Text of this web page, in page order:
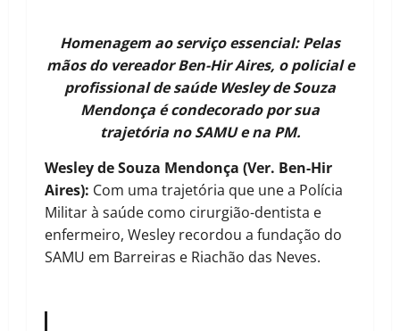
Homenagem ao serviço essencial: Pelas
mãos do vereador Ben-Hir Aires, o policial e
profissional de saúde Wesley de Souza
Mendonça é condecorado por sua
trajetória no SAMU e na PM.
Wesley de Souza Mendonça (Ver. Ben-Hir
Aires): Com uma trajetória que une a Polícia
Militar à saúde como cirurgião-dentista e
enfermeiro, Wesley recordou a fundação do
SAMU em Barreiras e Riachão das Neves.